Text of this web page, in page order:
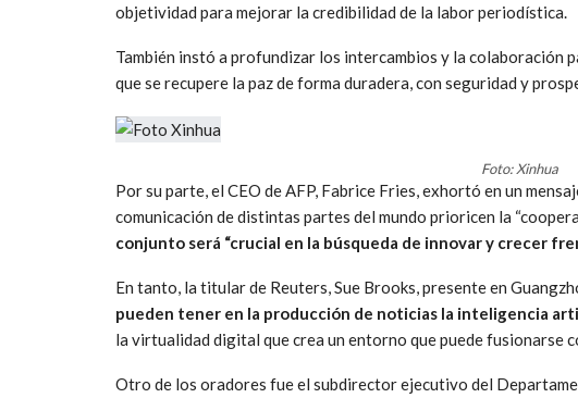
objetividad para mejorar la credibilidad de la labor periodística.
También instó a profundizar los intercambios y la colaboración
que se recupere la paz de forma duradera, con seguridad y
Foto: Xinhua
Por su parte, el CEO de AFP, Fabrice Fries, exhortó en un
comunicación de distintas partes del mundo prioricen la
conjunto será “crucial en la búsqueda de innovar y crecer
En tanto, la titular de Reuters, Sue Brooks, presente en
pueden tener en la producción de noticias la inteligencia
la virtualidad digital que crea un entorno que puede fusionarse
Otro de los oradores fue el subdirector ejecutivo del